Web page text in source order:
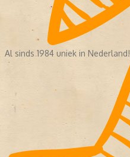
Al sinds 1984 uniek in Nederland!